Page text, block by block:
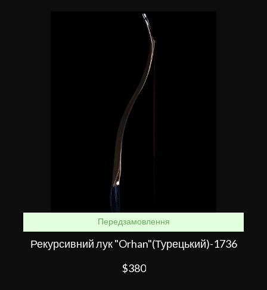
Передзамовлення
Рекурсивний лук "Orhan"(Турецький)-1736
$380